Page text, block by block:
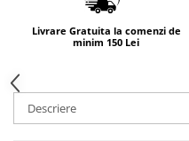
Livrare Gratuita la comenzi de
minim 150 Lei
Descriere